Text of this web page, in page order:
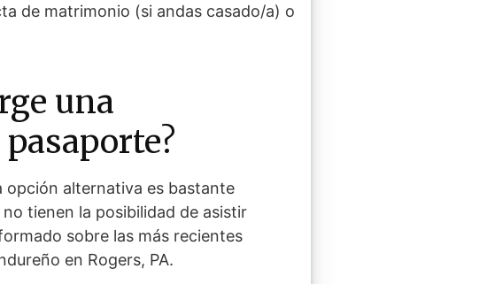
de matrimonio (si andas casado/a) o
una
opción alternativa es bastante
tienen la posibilidad de asistir
sobre las más recientes
en Rogers, PA.